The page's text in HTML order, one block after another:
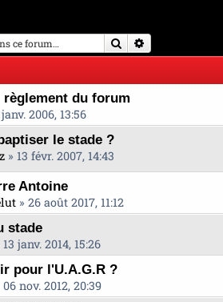
Rechercher
règlement du forum
2006, 13:56
le stade ?
» 13 févr. 2007, 14:43
Antoine
» 26 août 2017, 11:12
stade
13 janv. 2014, 15:26
pour l'U.A.G.R ?
06 nov. 2012, 20:39